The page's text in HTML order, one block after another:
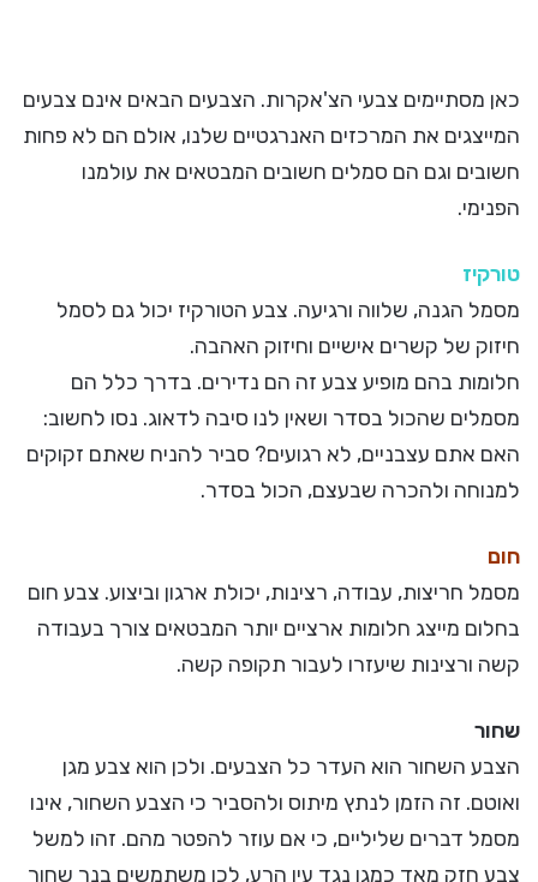
כאן מסתיימים צבעי הצ'אקרות. הצבעים הבאים אינם צבעים
המייצגים את המרכזים האנרגטיים שלנו, אולם הם לא פחות
חשובים וגם הם סמלים חשובים המבטאים את עולמנו
הפנימי.
טורקיז
מסמל הגנה, שלווה ורגיעה. צבע הטורקיז יכול גם לסמל
חיזוק של קשרים אישיים וחיזוק האהבה.
חלומות בהם מופיע צבע זה הם נדירים. בדרך כלל הם
מסמלים שהכול בסדר ושאין לנו סיבה לדאוג. נסו לחשוב:
האם אתם עצבניים, לא רגועים? סביר להניח שאתם זקוקים
למנוחה ולהכרה שבעצם, הכול בסדר.
חום
מסמל חריצות, עבודה, רצינות, יכולת ארגון וביצוע. צבע חום
בחלום מייצג חלומות ארציים יותר המבטאים צורך בעבודה
קשה ורצינות שיעזרו לעבור תקופה קשה.
שחור
הצבע השחור הוא העדר כל הצבעים. ולכן הוא צבע מגן
ואוטם. זה הזמן לנתץ מיתוס ולהסביר כי הצבע השחור, אינו
מסמל דברים שליליים, כי אם עוזר להפטר מהם. זהו למשל
צבע חזק מאד כמגן נגד עין הרע, לכן משתמשים בנר שחור